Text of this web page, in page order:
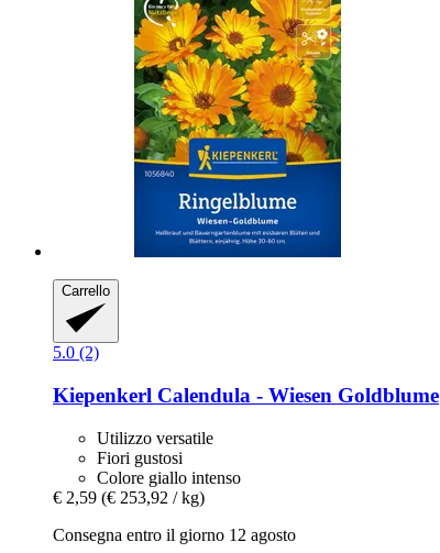
Carrello
5.0 (2)
Kiepenkerl Calendula -​ Wiesen Goldblume
Utilizzo versatile
Fiori gustosi
Colore giallo intenso
€ 2,59 (€ 253,92 / kg)
Consegna entro il giorno 12 agosto